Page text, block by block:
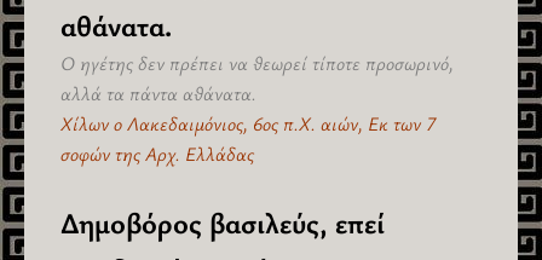
αθάνατα.
Ο ηγέτης δεν πρέπει να θεωρεί τίποτε προσωρινό,
αλλά τα πάντα αθάνατα.
Χίλων ο Λακεδαιμόνιος, 6ος π.Χ. αιών, Εκ των 7
σοφών της Αρχ. Ελλάδας
Δημοβόρος βασιλεύς, επεί